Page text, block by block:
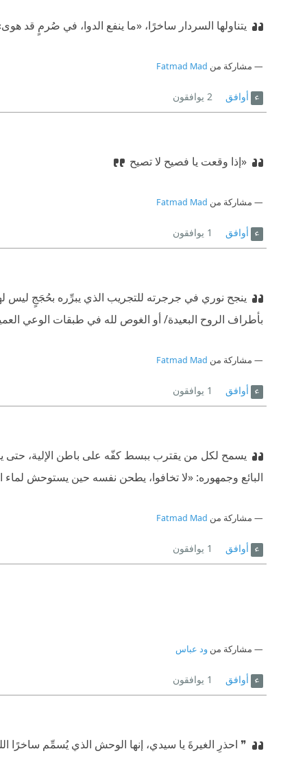
يتناولها السردار ساخرًا، «ما ينفع الدوا، في صُرمٍ قد
مشاركة من Fatmad Mad
أوافق 2 يوافقون
«إذا وقعت يا فصيح لا تصيح
مشاركة من Fatmad Mad
أوافق 1 يوافقون
ينجح نوري في جرجرته للتجريب الذي يبرِّره بحُجَجٍ ليس
بأطراف الروح البعيدة/ أو الغوص لله في طبقات الوعي
مشاركة من Fatmad Mad
أوافق 1 يوافقون
يسمح لكل من يقترب ببسط كفّه على باطن الإلية، حتى
البائع وجمهوره: «لا تخافوا، يطحن نفسه حين يستوحش لماء
مشاركة من Fatmad Mad
أوافق 1 يوافقون
مشاركة منود عباس
أوافق 1 يوافقون
❞ احذرِ الغيرةَ يا سيدي، إنها الوحش الذي يُسمِّم ساخرًا